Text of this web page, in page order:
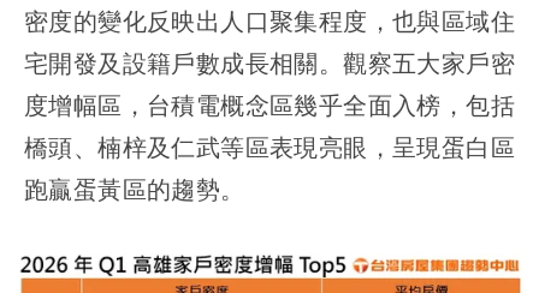
密度的變化反映出人口聚集程度，也與區域住
宅開發及設籍戶數成長相關。觀察五大家戶密
度增幅區，台積電概念區幾乎全面入榜，包括
橋頭、楠梓及仁武等區表現亮眼，呈現蛋白區
跑贏蛋黃區的趨勢。